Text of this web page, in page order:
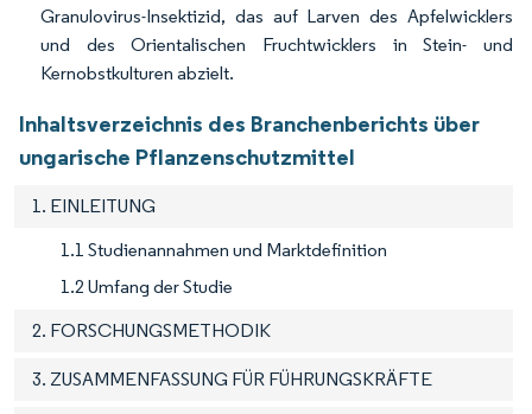
Granulovirus-Insektizid, das auf Larven des Apfelwicklers
und des Orientalischen Fruchtwicklers in Stein- und
Kernobstkulturen abzielt.
Inhaltsverzeichnis des Branchenberichts über
ungarische Pflanzenschutzmittel
1. EINLEITUNG
1.1 Studienannahmen und Marktdefinition
1.2 Umfang der Studie
2. FORSCHUNGSMETHODIK
3. ZUSAMMENFASSUNG FÜR FÜHRUNGSKRÄFTE